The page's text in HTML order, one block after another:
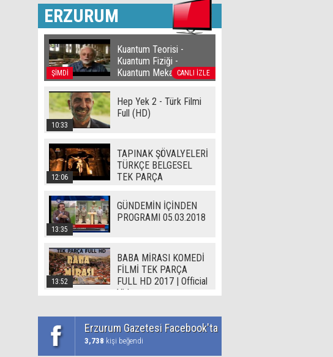
ERZURUM
ŞİMDİ CANLI İZLE
Kuantum Teorisi -
Kuantum Fiziği -
Kuantum Mekaniği
10:33
Hep Yek 2 - Türk Filmi
Full (HD)
12:06
TAPINAK ŞÖVALYELERİ
TÜRKÇE BELGESEL
TEK PARÇA
13:35
GÜNDEMİN İÇİNDEN
PROGRAMI 05.03.2018
13:52
BABA MİRASI KOMEDİ
FİLMİ TEK PARÇA
FULL HD 2017 | Official
Video
Erzurum Gazetesi Facebook'ta
3,738 kişi beğendi